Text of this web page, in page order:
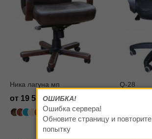
Ника лагуна мп
от 19 530
502 цвета
Q-28
ОШИБКА!
Ошибка сервера!
Обновите страницу и повторите
попытку